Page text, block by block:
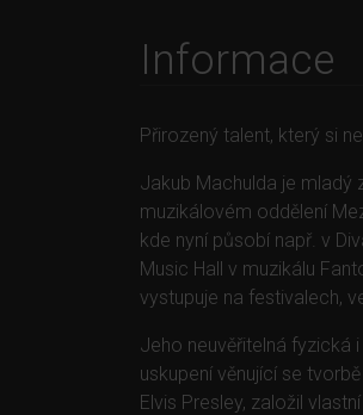
Informace
Přirozený talent, který si
Jakub Machulda je mladý
muzikálovém oddělení
kde nyní působí např. v
Music Hall v muzikálu
vystupuje na festivalech,
Jeho neuvěřitelná fyzická
uskupení věnující se
Elvis Presley, založil